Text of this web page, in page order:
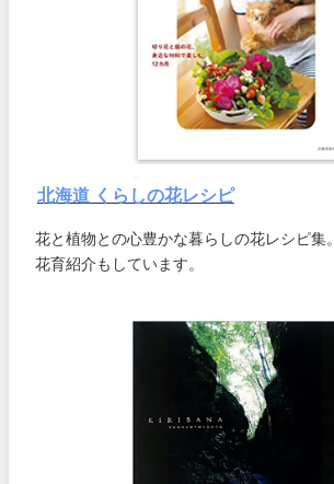
北海道 くらしの花レシピ
花と植物との心豊かな暮らしの花レシピ集。
花育紹介もしています。